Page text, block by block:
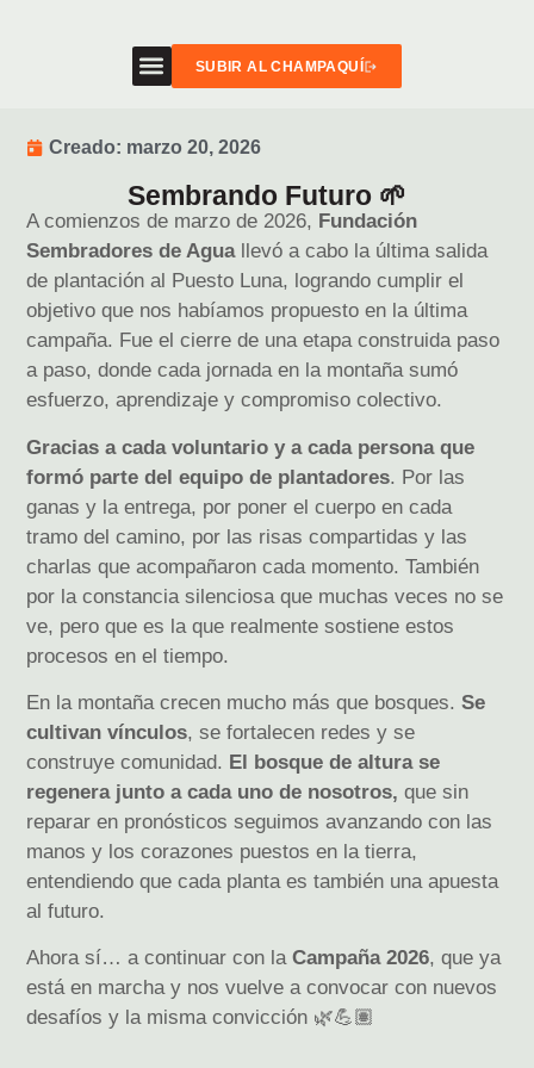
SUBIR AL CHAMPAQUÍ
Creado: marzo 20, 2026
Sembrando Futuro 🌱
A comienzos de marzo de 2026, Fundación
Sembradores de Aguallevó a cabo la última salida
de plantación al Puesto Luna, logrando cumplir el
objetivo que nos habíamos propuesto en la última
campaña. Fue el cierre de una etapa construida paso
a paso, donde cada jornada en la montaña sumó
esfuerzo, aprendizaje y compromiso colectivo.
Gracias a cada voluntario y a cada persona que
formó parte del equipo de plantadores. Por las
ganas y la entrega, por poner el cuerpo en cada
tramo del camino, por las risas compartidas y las
charlas que acompañaron cada momento. También
por la constancia silenciosa que muchas veces no se
ve, pero que es la que realmente sostiene estos
procesos en el tiempo.
En la montaña crecen mucho más que bosques. Se
cultivan vínculos, se fortalecen redes y se
construye comunidad. El bosque de altura se
regenera junto a cada uno de nosotros, que sin
reparar en pronósticos seguimos avanzando con las
manos y los corazones puestos en la tierra,
entendiendo que cada planta es también una apuesta
al futuro.
Ahora sí… a continuar con la Campaña 2026, que ya
está en marcha y nos vuelve a convocar con nuevos
desafíos y la misma convicción 🌿💪🏽